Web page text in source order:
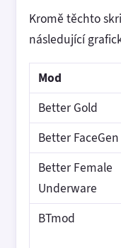
Kromě těchto
následující
Mod
Better Gold
Better FaceGen
Better Female
Underware
BTmod